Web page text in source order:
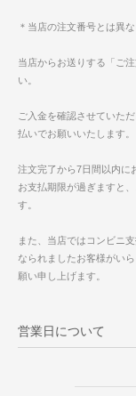
＊当店の注文番号とは異
当店からお送りする「ご
い。
ご入金を確認させていた
払いでお願いいたします。
注文完了から7日間以内に
お支払期限が過ぎますと
す。
また、当店ではコンビニ
なられましたお客様がい
願い申し上げます。
営業日について